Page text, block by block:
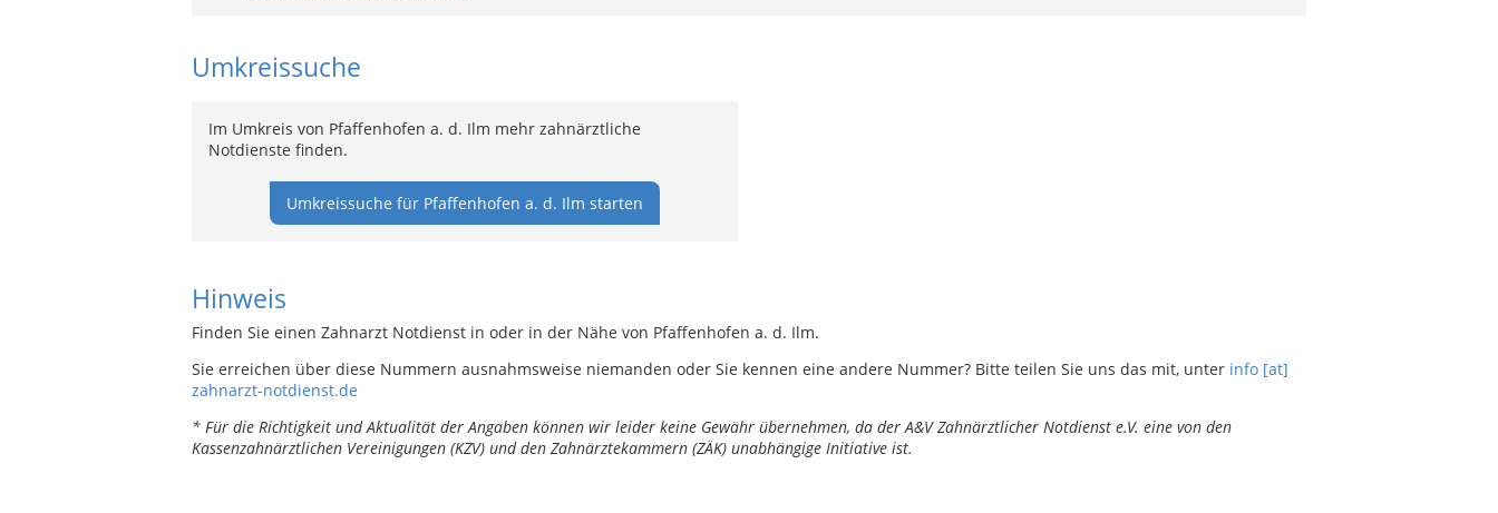
Umkreissuche
Im Umkreis von Pfaffenhofen a. d. Ilm mehr zahnärztliche
Notdienste finden.
Umkreissuche für Pfaffenhofen a. d. Ilm starten
Hinweis
Finden Sie einen Zahnarzt Notdienst in oder in der Nähe von Pfaffenhofen a. d. Ilm.
Sie erreichen über diese Nummern ausnahmsweise niemanden oder Sie kennen eine andere Nummer? Bitte teilen Sie uns das mit, unter info [at]
zahnarzt-notdienst.de
* Für die Richtigkeit und Aktualität der Angaben können wir leider keine Gewähr übernehmen, da der A&V Zahnärztlicher Notdienst e.V. eine von den
Kassenzahnärztlichen Vereinigungen (KZV) und den Zahnärztekammern (ZÄK) unabhängige Initiative ist.